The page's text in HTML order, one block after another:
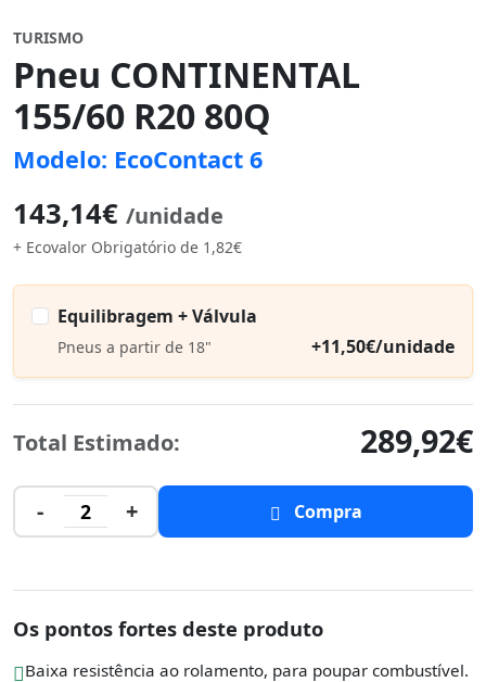
TURISMO
Pneu CONTINENTAL
155/60 R20 80Q
Modelo: EcoContact 6
143,14€ /unidade
+ Ecovalor Obrigatório de 1,82€
Equilibragem + Válvula
Pneus a partir de 18" +11,50€/unidade
Total Estimado: 289,92€
- 2 + Compra
Os pontos fortes deste produto
Baixa resistência ao rolamento, para poupar combustível.